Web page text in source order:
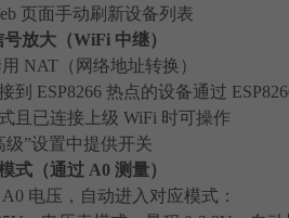
页面手动刷新设备列表
放大（WiFi 中继）
NAT（网络地址转换）
到 ESP8266 热点的设备通过
且已连接上级 WiFi 时可操作
级”设置中提供开关
式（通过 A0 测量）
A0 电压，自动进入对应模式：